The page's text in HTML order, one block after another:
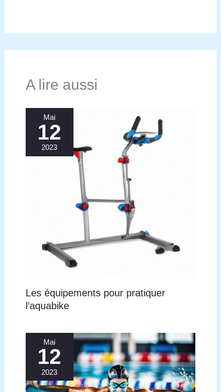
A lire aussi
Mai
12
2023
Les équipements pour pratiquer
l’aquabike
Mai
12
2023